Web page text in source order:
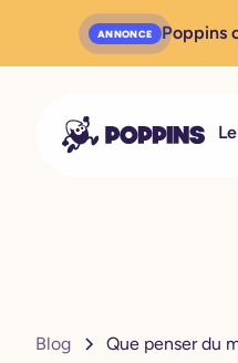
Blog Que penser du
ANNONCE Poppins